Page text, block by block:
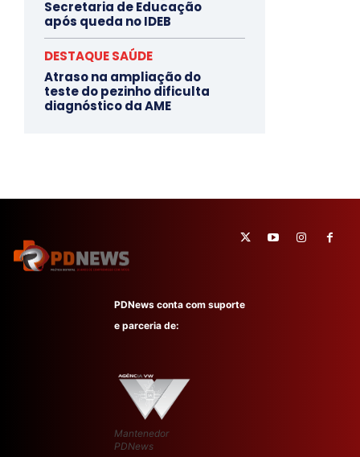
Secretaria de Educação
após queda no IDEB
DESTAQUE SAÚDE
Atraso na ampliação do
teste do pezinho dificulta
diagnóstico da AME
PDNews conta com suporte
e parceria de:
Mantenedor
PDNews